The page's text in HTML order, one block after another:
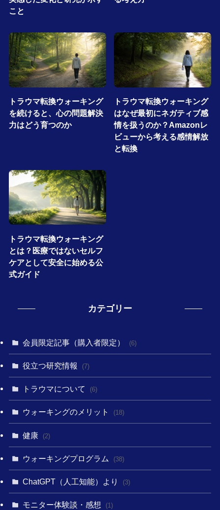
こと
トラウマ転換ウォーキング
を続けると、心の問題解決
力はどう育つのか
トラウマ転換ウォーキング
はなぜ最初にネガティブ感
情を扱うのか？Amazonレ
ビューから考える感情解放
と転換
トラウマ転換ウォーキング
とは？医療ではないセルフ
ケアとして安全に始める公
式ガイド
カテゴリー
会員限定記事（購入者限定） (6)
役立つ研究情報 (7)
トラウマについて (6)
ウォーキングのメリット (18)
健康 (2)
ウォーキングプログラム (38)
ChatGPT（人工知能）より (3)
モニター体験談・感想 (1)